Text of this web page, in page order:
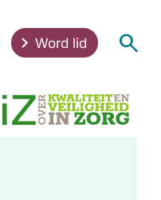
Word lid